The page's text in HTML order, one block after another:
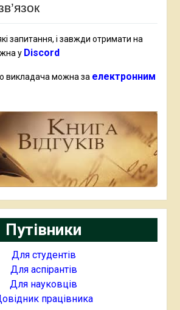
запитання, і завжди отримати на
у Discord
викладача можна за електронним
Путівники
Для студентів
Для аспірантів
Для науковців
працівника